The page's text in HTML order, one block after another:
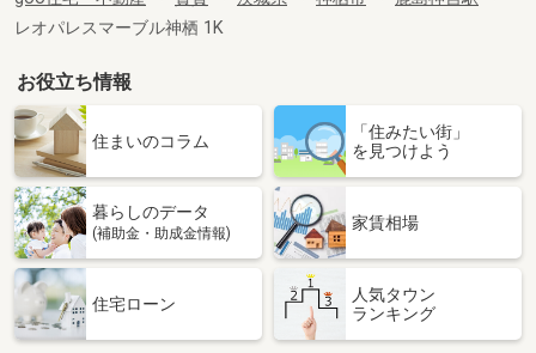
レオパレスマーブル神栖 1K
お役立ち情報
住まいのコラム
「住みたい街」
を見つけよう
暮らしのデータ
(補助金・助成金情報)
家賃相場
住宅ローン
人気タウン
ランキング